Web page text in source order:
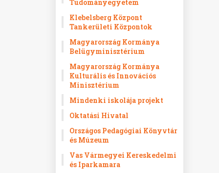
Tudományegyetem
Klebelsberg Központ
Tankerületi Központok
Magyarország Kormánya
Belügyminisztérium
Magyarország Kormánya
Kulturális és Innovációs
Minisztérium
Mindenki iskolája projekt
Oktatási Hivatal
Országos Pedagógiai Könyvtár
és Múzeum
Vas Vármegyei Kereskedelmi
és Iparkamara